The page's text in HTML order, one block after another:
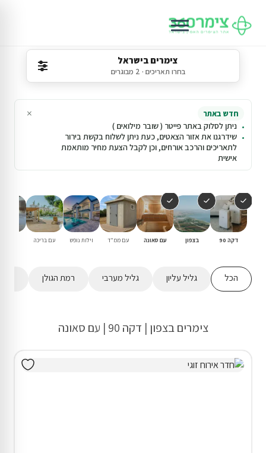
צימרים בישראל
בחרו תאריכים · 2 מבוגרים
חדש באתר
ניתן לסלוק באתר פייטר ( שובר מילואים )
שידרגנו את אזור הצאטים, כעת ניתן לשלוח בקשת בירור
לתאריכים והרכב אורחים, וכן לקבל הצעת מחיר מותאמת
אישית
×
דקה 90 בצפון עם סאונה עם ממ"ד וילות נופש עם בריכה
הכל גליל עליון גליל מערבי רמת הגולן
צימרים בצפון | דקה 90 | עם סאונה